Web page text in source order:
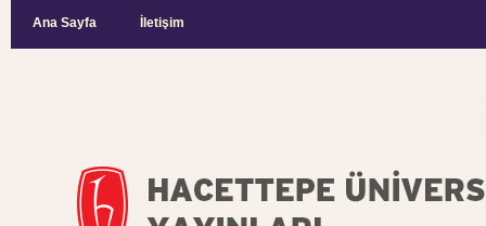
Ana Sayfa İletişim